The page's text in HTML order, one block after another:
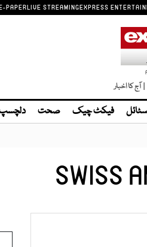
PAPERLIVE STREAMINGEXPRESS
| آج کا اخبار
فیکٹ چیک صحت
SWISS